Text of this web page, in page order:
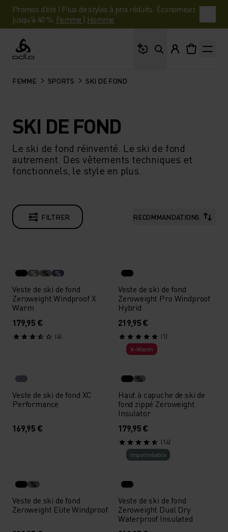
Promos d'été | Plus de styles à prix réduits. Économisez
jusqu'à 40 %. Femme | Homme
Odlo
FEMME SPORTS SKI DE FOND
SKI DE FOND
Le ski de fond réinventé. Le ski de fond
autrement. Des vêtements techniques et
fonctionnels, le style en plus.
FILTRER RECOMMANDATIONS
% % %
Veste de ski de fond
Zeroweight Windproof X
Warm
179,95 €
(4)
Veste de ski de fond
Zeroweight Pro Windproof
Hybrid
219,95 €
(1)
Veste de ski de fond XC
Performance
169,95 €
X-Warm
%
Haut à capuche de ski de
fond zippé Zeroweight
Insulator
179,95 €
(14)
%
Veste de ski de fond
Zeroweight Elite Windproof
Imperméable
Veste de ski de fond
Zeroweight Dual Dry
Waterproof Insulated